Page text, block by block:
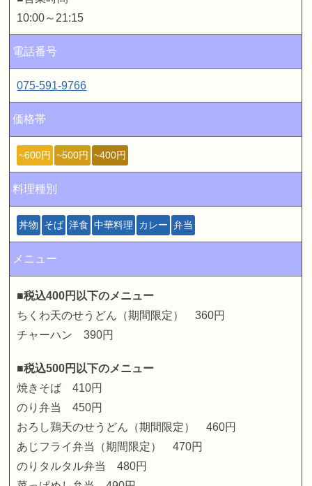
10:00～21:15
電話番号
075-591-9766
価格帯
~600円 ~500円 ~400円
料理種別
丼物 そば 洋食 中華料理 カレー 弁当
メニュー
■税込400円以下のメニュー
ちくわ天のせうどん（期間限定） 360円
チャーハン 390円
■税込500円以下のメニュー
焼きそば 410円
のり弁当 450円
おろし鶏天のせうどん（期間限定） 460円
あじフライ弁当（期間限定） 470円
のりタルタル弁当 480円